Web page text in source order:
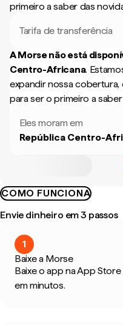
primeiro a saber das
Tarifa de transferência
A Morse não está
Centro-Africana.
expandir nossa
para ser o primeiro a
Eles moram em
República Centro-
COMO FUNCIONA
Envie dinheiro em 3 passos
1
Baixe a Morse
Baixe o app na App
em minutos.